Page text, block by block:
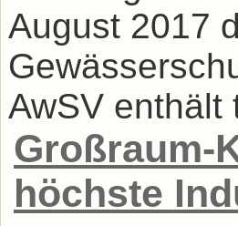
August 2017
AwSV enthält
Großraum-
höchste